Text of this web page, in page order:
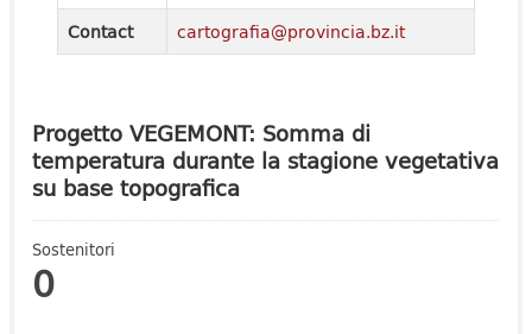
Progetto VEGEMONT: Somma di
temperatura durante la stagione vegetativa
su base topografica
Sostenitori
0
Contact
cartografia@provincia.bz.it